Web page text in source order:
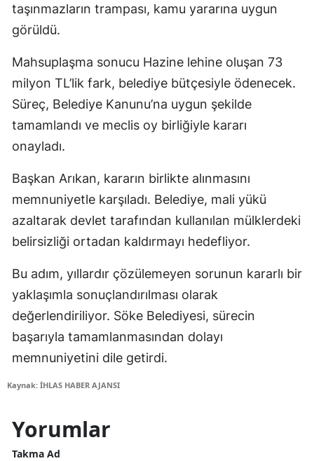
taşınmazların trampası, kamu yararına uygun
görüldü.
Mahsuplaşma sonucu Hazine lehine oluşan 73
milyon TL’lik fark, belediye bütçesiyle ödenecek.
Süreç, Belediye Kanunu’na uygun şekilde
tamamlandı ve meclis oy birliğiyle kararı
onayladı.
Başkan Arıkan, kararın birlikte alınmasını
memnuniyetle karşıladı. Belediye, mali yükü
azaltarak devlet tarafından kullanılan mülklerdeki
belirsizliği ortadan kaldırmayı hedefliyor.
Bu adım, yıllardır çözülemeyen sorunun kararlı bir
yaklaşımla sonuçlandırılması olarak
değerlendiriliyor. Söke Belediyesi, sürecin
başarıyla tamamlanmasından dolayı
memnuniyetini dile getirdi.
Kaynak: İHLAS HABER AJANSI
Yorumlar
Takma Ad